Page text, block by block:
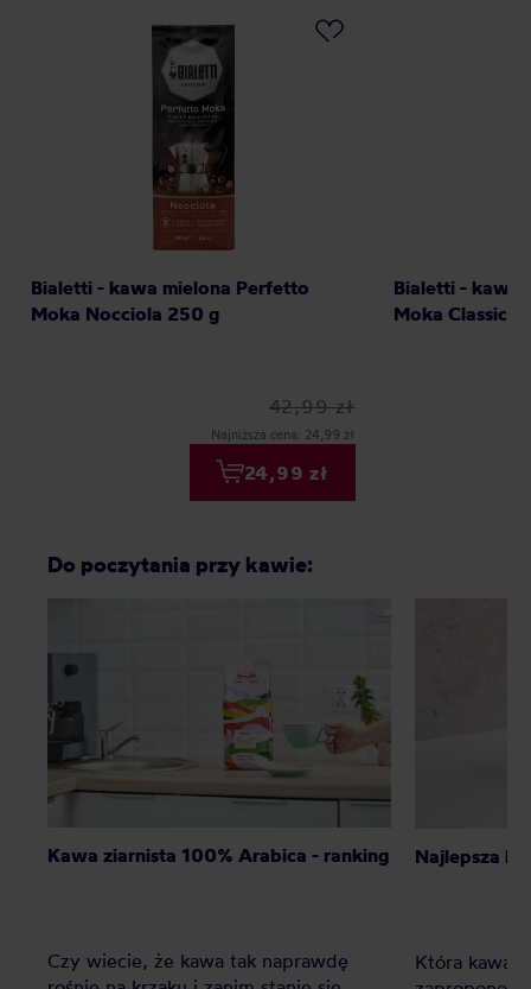
Bialetti - kawa mielona Perfetto
Moka Nocciola 250 g
42,99 zł
Najniższa cena: 24,99 zł
24,99 zł
Bialetti - kawa
Moka Classico
Do poczytania przy kawie:
Kawa ziarnista 100% Arabica - ranking
Czy wiecie, że kawa tak naprawdę
Najlepsza
Która kawa